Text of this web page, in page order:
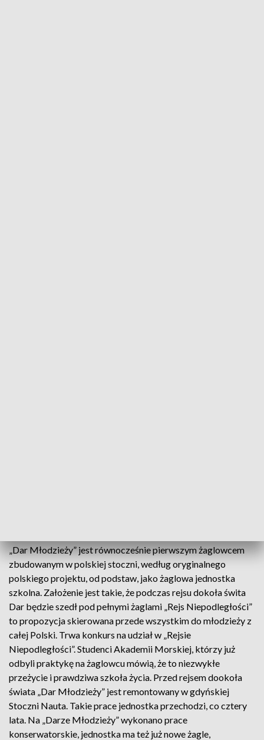
„Dar Młodzieży” jest równocześnie pierwszym żaglowcem
zbudowanym w polskiej stoczni, według oryginalnego
polskiego projektu, od podstaw, jako żaglowa jednostka
szkolna. Założenie jest takie, że podczas rejsu dokoła świta
Dar będzie szedł pod pełnymi żaglami „Rejs Niepodległości”
to propozycja skierowana przede wszystkim do młodzieży z
całej Polski. Trwa konkurs na udział w „Rejsie
Niepodległości”. Studenci Akademii Morskiej, którzy już
odbyli praktykę na żaglowcu mówią, że to niezwykłe
przeżycie i prawdziwa szkoła życia. Przed rejsem dookoła
świata „Dar Młodzieży” jest remontowany w gdyńskiej
Stoczni Nauta. Takie prace jednostka przechodzi, co cztery
lata. Na „Darze Młodzieży” wykonano prace
konserwatorskie, jednostka ma też już nowe żagle,